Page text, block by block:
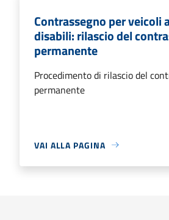
Contrassegno per veicoli
disabili: rilascio del
permanente
Procedimento di rilascio del
permanente
VAI ALLA PAGINA